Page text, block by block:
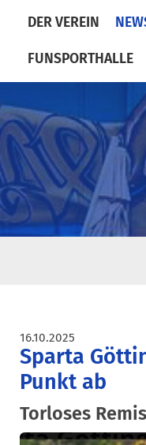
DER VEREIN
FUNSPORTHALLE
16.10.2025
Sparta
Punkt ab
Torloses